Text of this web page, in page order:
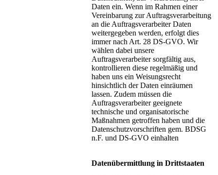
Daten ein. Wenn im Rahmen einer
Vereinbarung zur Auftragsverarbeitung
an die Auftragsverarbeiter Daten
weitergegeben werden, erfolgt dies
immer nach Art. 28 DS-GVO. Wir
wählen dabei unsere
Auftragsverarbeiter sorgfältig aus,
kontrollieren diese regelmäßig und
haben uns ein Weisungsrecht
hinsichtlich der Daten einräumen
lassen. Zudem müssen die
Auftragsverarbeiter geeignete
technische und organisatorische
Maßnahmen getroffen haben und die
Datenschutzvorschriften gem. BDSG
n.F. und DS-GVO einhalten
Datenübermittlung in Drittstaaten